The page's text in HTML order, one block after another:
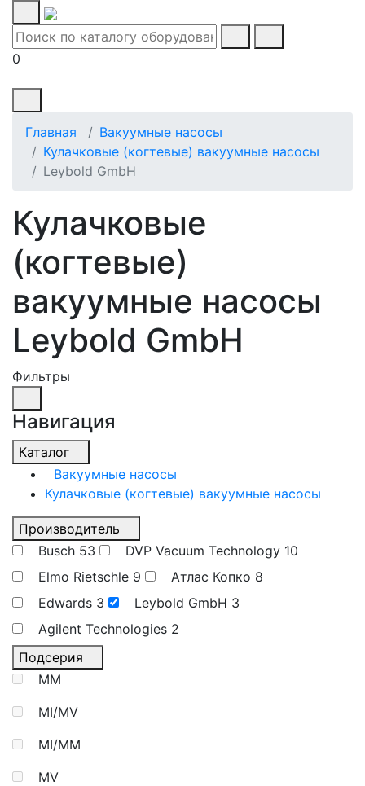
0
Главная
Вакуумные насосы
Кулачковые (когтевые) вакуумные насосы
Leybold GmbH
Кулачковые
(когтевые)
вакуумные насосы
Leybold GmbH
Фильтры
Навигация
Каталог
Вакуумные насосы
Кулачковые (когтевые) вакуумные насосы
Производитель
Busch 53 DVP Vacuum Technology 10
Elmo Rietschle 9 Атлас Копко 8
Edwards 3 Leybold GmbH 3
Agilent Technologies 2
Подсерия
MM
MI/MV
MI/MM
MV